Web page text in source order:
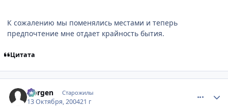
К сожалению мы поменялись местами и теперь
предпочтение мне отдает крайность бытия.
Цитата
Norgen Старожилы
13 Октября, 200421 г